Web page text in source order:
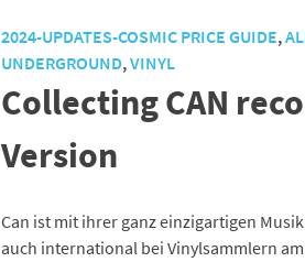
2024-UPDATES-COSMIC PRICE GUIDE,
UNDERGROUND,VINYL
Collecting CAN
Version
Can ist mit ihrer ganz einzigartigen
auch international bei Vinylsammlern